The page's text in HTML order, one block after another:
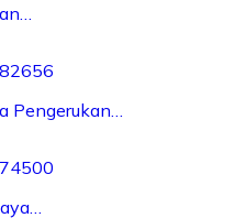
Pengerukan…